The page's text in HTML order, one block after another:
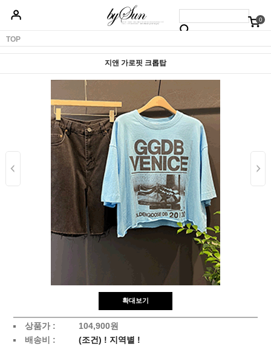
0
베스트50
TOP
지앤 가로핏 크롭탑
확대보기
상품가 :
104,900원
배송비 :
(조건) ! 지역별 !